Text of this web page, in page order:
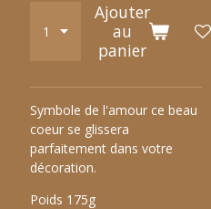
Ajouter
au
panier
Symbole de l'amour ce beau
coeur se glissera
parfaitement dans votre
décoration.
Poids 175g